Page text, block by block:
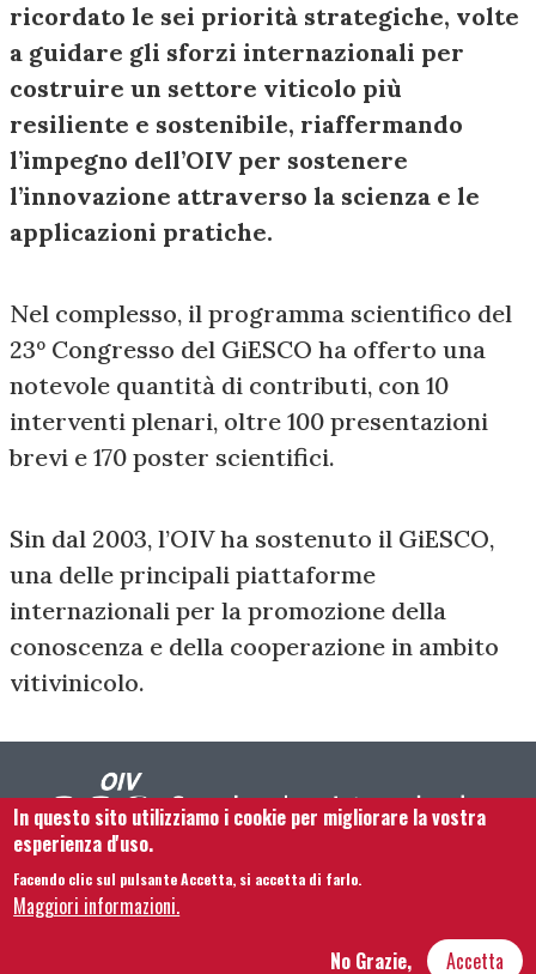
ricordato le sei priorità strategiche, volte
a guidare gli sforzi internazionali per
costruire un settore viticolo più
resiliente e sostenibile, riaffermando
l’impegno dell’OIV per sostenere
l’innovazione attraverso la scienza e le
applicazioni pratiche.
Nel complesso, il programma scientifico del
23º Congresso del GiESCO ha offerto una
notevole quantità di contributi, con 10
interventi plenari, oltre 100 presentazioni
brevi e 170 poster scientifici.
Sin dal 2003, l’OIV ha sostenuto il GiESCO,
una delle principali piattaforme
internazionali per la promozione della
conoscenza e della cooperazione in ambito
vitivinicolo.
Footer menu
Contattaci Note legali
Mappa del sito
In questo sito utilizziamo i cookie per migliorare la vostra
esperienza d'uso.
Facendo clic sul pulsante Accetta, si accetta di farlo.
Maggiori informazioni.
Accetta
No Grazie,